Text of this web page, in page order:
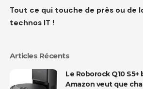
Tout ce qui touche de près ou de
technos IT !
Articles Récents
Le Roborock Q10 S5+
Amazon veut que